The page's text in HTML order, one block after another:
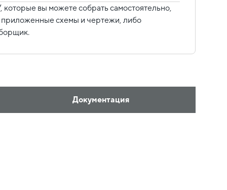
вы можете собрать самостоятельно,
приложенные схемы и чертежи, либо
Документация